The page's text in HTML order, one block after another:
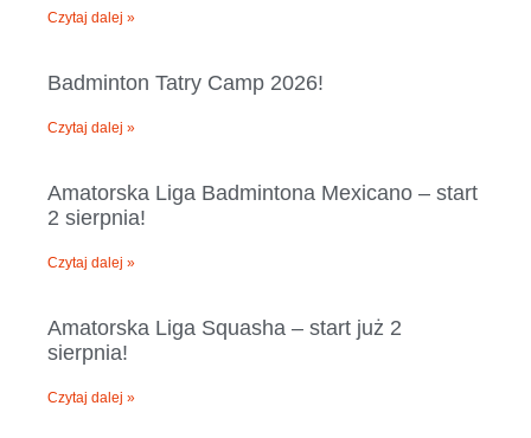
Czytaj dalej »
Badminton Tatry Camp 2026!
Czytaj dalej »
Amatorska Liga Badmintona Mexicano – start
2 sierpnia!
Czytaj dalej »
Amatorska Liga Squasha – start już 2
sierpnia!​
Czytaj dalej »